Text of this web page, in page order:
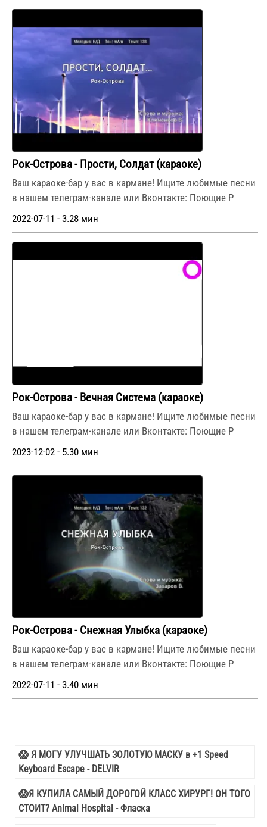
Рок-Острова - Прости, Солдат (караоке)
Ваш караоке-бар у вас в кармане! Ищите любимые песни
в нашем телеграм-канале или Вконтакте: Поющие Р
2022-07-11 - 3.28 мин
Рок-Острова - Вечная Система (караоке)
Ваш караоке-бар у вас в кармане! Ищите любимые песни
в нашем телеграм-канале или Вконтакте: Поющие Р
2023-12-02 - 5.30 мин
Рок-Острова - Снежная Улыбка (караоке)
Ваш караоке-бар у вас в кармане! Ищите любимые песни
в нашем телеграм-канале или Вконтакте: Поющие Р
2022-07-11 - 3.40 мин
😱 Я МОГУ УЛУЧШАТЬ ЗОЛОТУЮ МАСКУ в +1 Speed
Keyboard Escape - DELVIR
😱Я КУПИЛА САМЫЙ ДОРОГОЙ КЛАСС ХИРУРГ! ОН ТОГО
СТОИТ? Animal Hospital - Фласка